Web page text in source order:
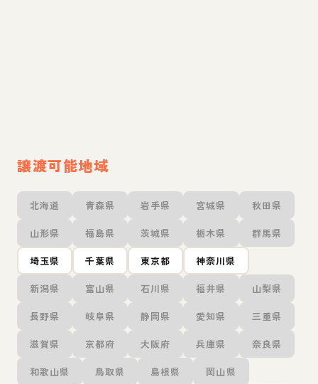
譲渡可能地域
北海道 青森県 岩手県 宮城県 秋田県
山形県 福島県 茨城県 栃木県 群馬県
埼玉県 千葉県 東京都 神奈川県
新潟県 富山県 石川県 福井県 山梨県
長野県 岐阜県 静岡県 愛知県 三重県
滋賀県 京都府 大阪府 兵庫県 奈良県
和歌山県 鳥取県 島根県 岡山県